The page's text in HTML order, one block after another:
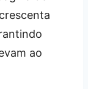
ao